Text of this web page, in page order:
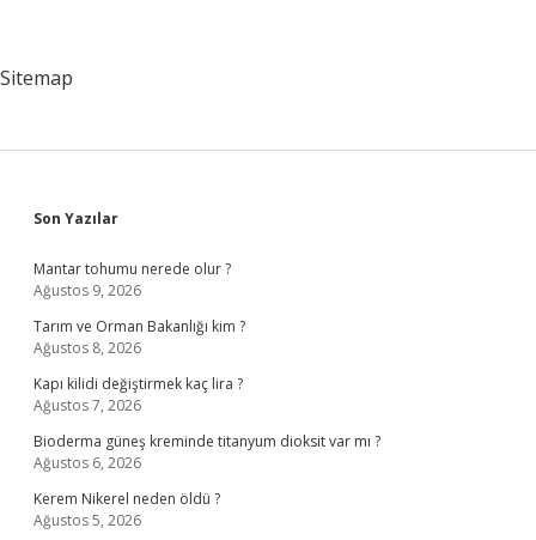
Sitemap
Sidebar
Son Yazılar
Mantar tohumu nerede olur ?
Ağustos 9, 2026
Tarım ve Orman Bakanlığı kim ?
Ağustos 8, 2026
Kapı kilidi değiştirmek kaç lira ?
Ağustos 7, 2026
Bioderma güneş kreminde titanyum dioksit var mı ?
Ağustos 6, 2026
Kerem Nikerel neden öldü ?
Ağustos 5, 2026